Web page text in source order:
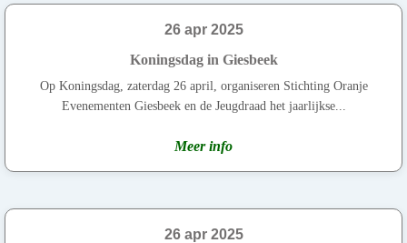
26 apr 2025
Koningsdag in Giesbeek
Op Koningsdag, zaterdag 26 april, organiseren Stichting Oranje
Evenementen Giesbeek en de Jeugdraad het jaarlijkse...
Meer info
26 apr 2025